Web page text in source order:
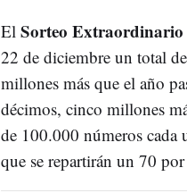
El Sorteo
22 de diciembre un total
millones más que el año
décimos, cinco millones
de 100.000 números cada
que se repartirán un 70